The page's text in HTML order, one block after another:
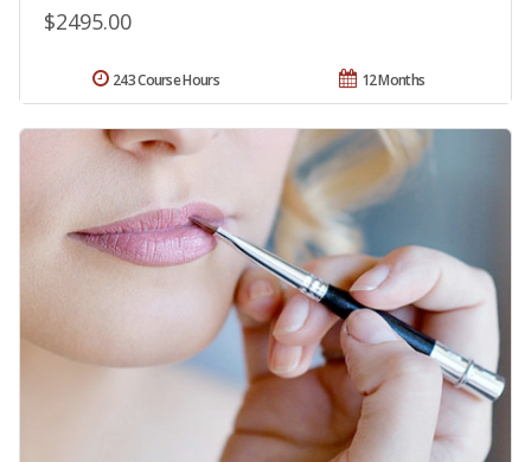
$2495.00
12 Months
243 Course Hours